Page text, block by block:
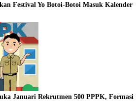
Festival Yo Botoi-Botoi Masuk Kalender
Januari Rekrutmen 500 PPPK, Formasi